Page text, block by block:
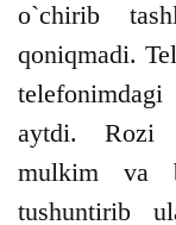
o`chirib
qoniqmadi.
aytdi. Rozi
mulkim va
tushuntirib